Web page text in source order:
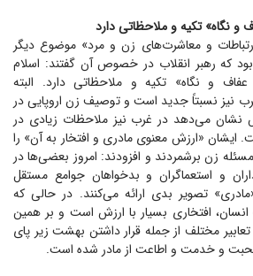
و نگاه» تکیه و ملاحظاتی دارد
و معاشرت‌های زن و مرد» موضوع دیگر
بود که رهبر انقلاب در خصوص آن گفتند: اسلام
و نگاه» تکیه و ملاحظاتی دارد. البته
نیز نسبتاً جدید است و توصیف زن اروپایی در
نشان می‌دهد در غرب نیز ملاحظات زیادی در
«ارزش معنوی مادری و افتخار به آن» را
مسئله زن برشمردند و افزودند: امروز بعضی‌ها در
و استعماگران و بدخواهان جوامع مستقل
تصویر بدی ارائه می‌کنند. در حالی که
افتخاری بسیار با ارزش است و بر همین
مختلف از جمله قرار داشتن بهشت زیر پای
و خدمت و اطاعت از مادر شده است.